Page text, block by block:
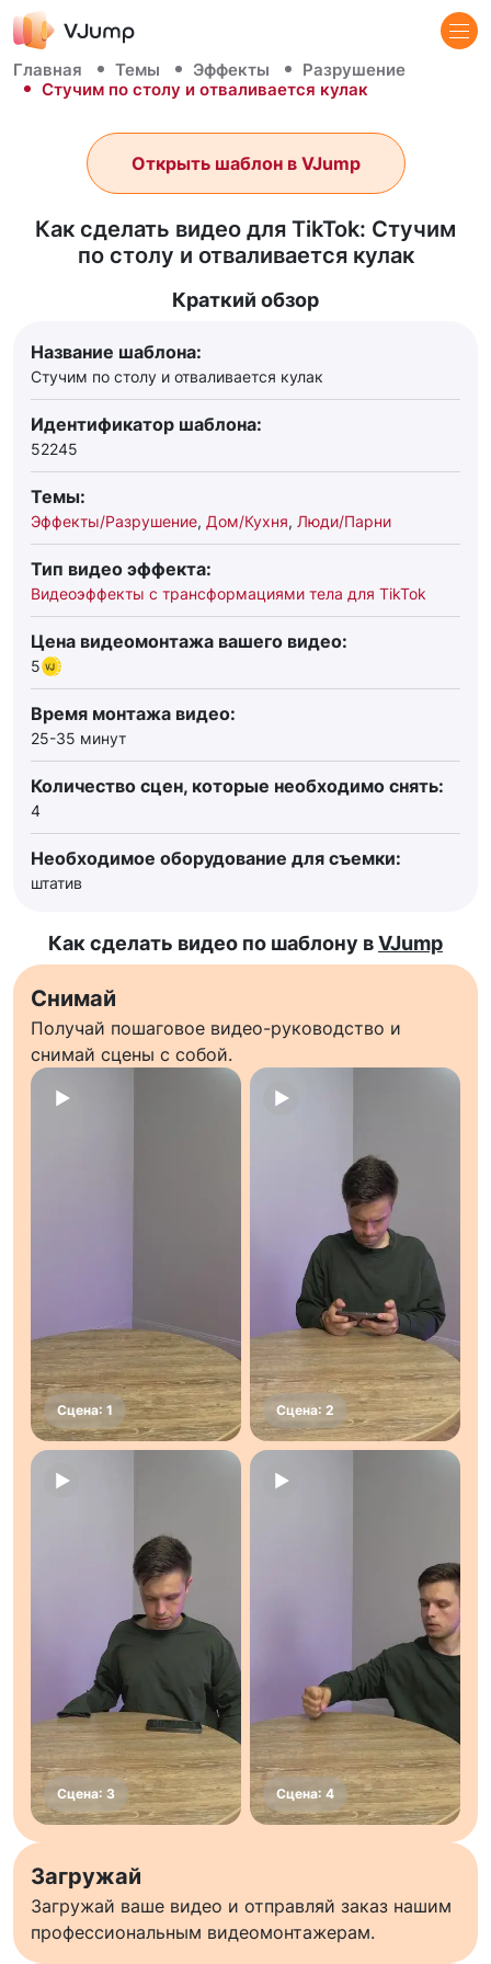
Главная Темы Эффекты
Разрушение
Стучим по столу и отваливается кулак
Как сделать видео для TikTok: Стучим
по столу и отваливается кулак
Открыть шаблон в VJump
Краткий обзор
Название шаблона:
Стучим по столу и отваливается кулак
Идентификатор шаблона:
52245
Темы:
Эффекты/Разрушение, Дом/Кухня, Люди/Парни
Тип видео эффекта:
Видеоэффекты с трансформациями тела для TikTok
Цена видеомонтажа вашего видео:
5
Время монтажа видео:
25-35 минут
Количество сцен, которые необходимо снять:
4
Необходимое оборудование для съемки:
штатив
Как сделать видео по шаблону вVJump
Снимай
Получай пошаговое видео-руководство и
снимай сцены с собой.
Загружай
Загружай ваше видео и отправляй заказ нашим
профессиональным видеомонтажерам.